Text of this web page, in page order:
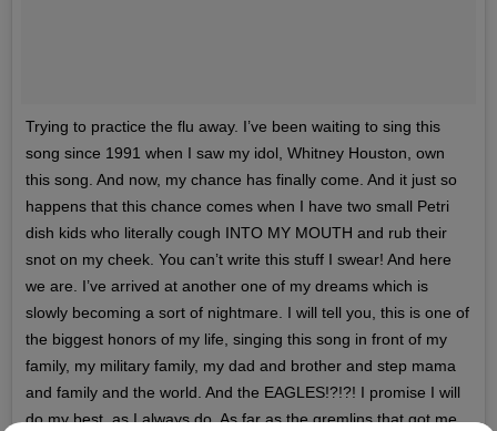
Trying to practice the flu away. I’ve been waiting to sing this
song since 1991 when I saw my idol, Whitney Houston, own
this song. And now, my chance has finally come. And it just so
happens that this chance comes when I have two small Petri
dish kids who literally cough INTO MY MOUTH and rub their
snot on my cheek. You can’t write this stuff I swear! And here
we are. I’ve arrived at another one of my dreams which is
slowly becoming a sort of nightmare. I will tell you, this is one of
the biggest honors of my life, singing this song in front of my
family, my military family, my dad and brother and step mama
and family and the world. And the EAGLES!?!?! I promise I will
do my best, as I always do. As far as the gremlins that got me